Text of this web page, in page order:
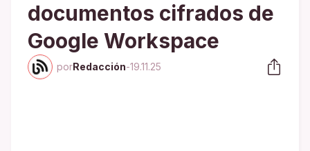
documentos cifrados de
Google Workspace
porRedacción-19.11.25